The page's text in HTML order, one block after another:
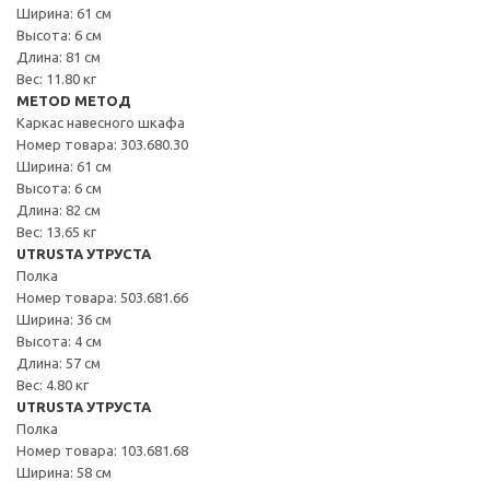
Ширина: 61 см
Высота: 6 см
Длина: 81 см
Вес: 11.80 кг
METOD МЕТОД
Каркас навесного шкафа
Номер товара: 303.680.30
Ширина: 61 см
Высота: 6 см
Длина: 82 см
Вес: 13.65 кг
UTRUSTA УТРУСТА
Полка
Номер товара: 503.681.66
Ширина: 36 см
Высота: 4 см
Длина: 57 см
Вес: 4.80 кг
UTRUSTA УТРУСТА
Полка
Номер товара: 103.681.68
Ширина: 58 см